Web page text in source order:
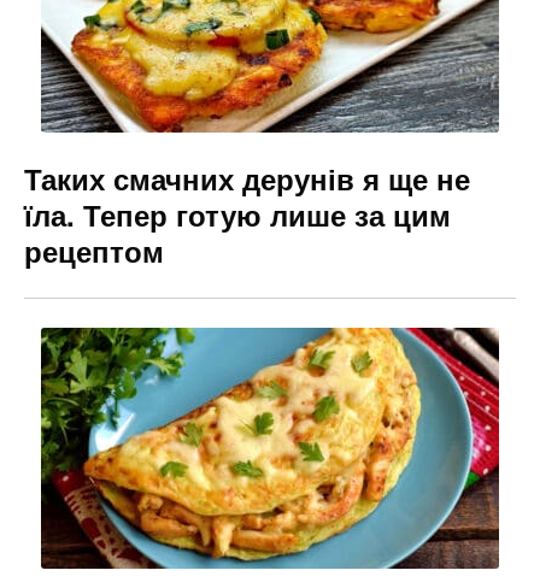
Таких смачних дерунів я ще не
їла. Тепер готую лише за цим
рецептом